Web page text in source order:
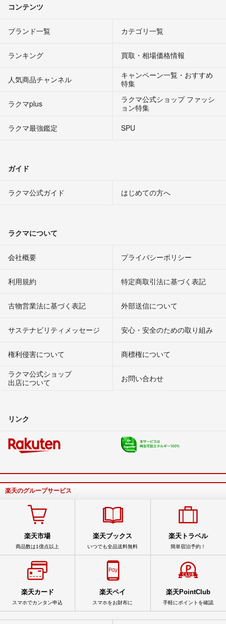
コンテンツ
ブランド一覧 カテゴリ一覧
ランキング 買取・相場価格情報
人気商品チャンネル
キャンペーン一覧・おすすめ
特集
ラクマplus
ラクマ公式ショップ ファッシ
ョン特集
ラクマ最強鑑定
SPU
ガイド
ラクマ公式ガイド はじめての方へ
ラクマについて
会社概要 プライバシーポリシー
利用規約 特定商取引法に基づく表記
古物営業法に基づく表記 外部送信について
サステナビリティメッセージ 安心・安全のための取り組み
権利侵害について
商標権について
ラクマ公式ショップ
出店について
お問い合わせ
リンク
楽天のグループサービス
楽天市場
商品数は1億点以上
楽天ブックス
いつでも全品送料無料
楽天トラベル
簡単宿泊予約！
楽天カード
スマホでカンタン申込
楽天ペイ
スマホをお財布に
楽天PointClub
手軽にポイントを確認